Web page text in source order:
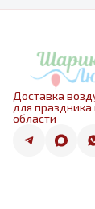
Доставка
для праздника
области